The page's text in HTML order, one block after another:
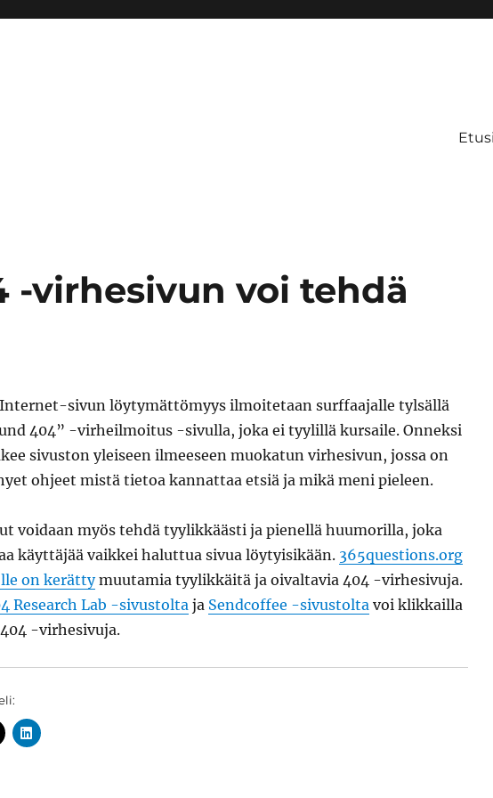
-virhesivun voi tehdä
Internet-sivun löytymättömyys ilmoitetaan surffaajalle tylsällä
404” -virheilmoitus -sivulla, joka ei tyylillä kursaile. Onneksi
sivuston yleiseen ilmeeseen muokatun virhesivun, jossa on
ohjeet mistä tietoa kannattaa etsiä ja mikä meni pieleen.
voidaan myös tehdä tyylikkäästi ja pienellä huumorilla, joka
käyttäjää vaikkei haluttua sivua löytyisikään. 365questions.org
on kerättymuutamia tyylikkäitä ja oivaltavia 404 -virhesivuja.
Research Lab -sivustoltaja Sendcoffee -sivustoltavoi klikkailla
-virhesivuja.